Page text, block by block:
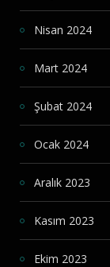
Nisan 2024
Mart 2024
Şubat 2024
Ocak 2024
Aralık 2023
Kasım 2023
Ekim 2023